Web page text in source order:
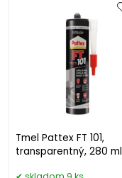
Tmel Pattex FT 101,
transparentný, 280 ml